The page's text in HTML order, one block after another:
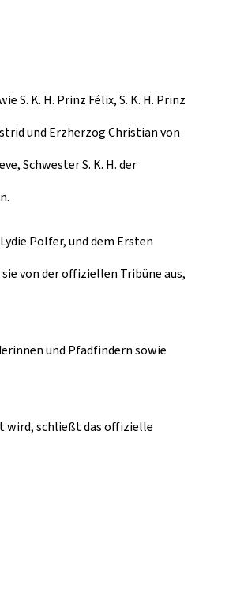
S. K. H. Prinz Félix, S. K. H. Prinz
und Erzherzog Christian von
Schwester S. K. H. der
Polfer, und dem Ersten
von der offiziellen Tribüne aus,
und Pfadfindern sowie
wird, schließt das offizielle